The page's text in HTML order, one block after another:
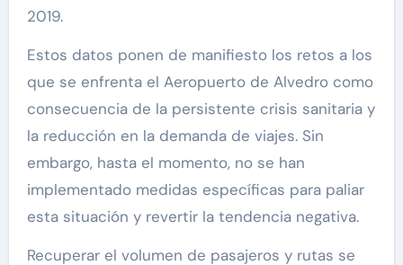
2019.
Estos datos ponen de manifiesto los retos a los
que se enfrenta el Aeropuerto de Alvedro como
consecuencia de la persistente crisis sanitaria y
la reducción en la demanda de viajes. Sin
embargo, hasta el momento, no se han
implementado medidas específicas para paliar
esta situación y revertir la tendencia negativa.
Recuperar el volumen de pasajeros y rutas se